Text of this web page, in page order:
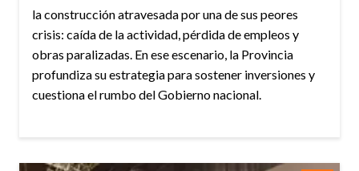
la construcción atravesada por una de sus peores
crisis: caída de la actividad, pérdida de empleos y
obras paralizadas. En ese escenario, la Provincia
profundiza su estrategia para sostener inversiones y
cuestiona el rumbo del Gobierno nacional.